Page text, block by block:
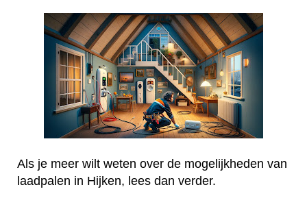
Als je meer wilt weten over de mogelijkheden van
laadpalen in Hijken, lees dan verder.